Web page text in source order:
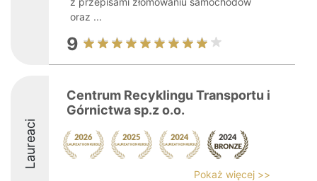
oraz ...
9
Laureaci
Centrum Recyklingu Transportu i
Górnictwa sp.z o.o.
Pokaż więcej >>